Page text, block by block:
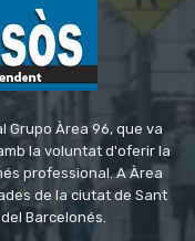
Grupo Àrea 96, que va
la voluntat d'oferir la
professional. A Àrea
de la ciutat de Sant
Barcelonés.